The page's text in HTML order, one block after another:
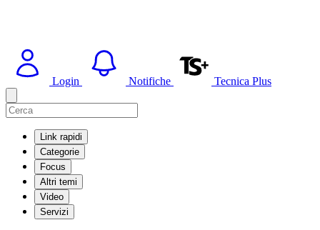
Login Notifiche Tecnica Plus
Link rapidi
Categorie
Focus
Altri temi
Video
Servizi